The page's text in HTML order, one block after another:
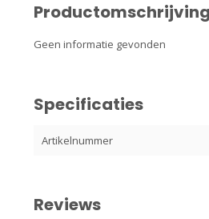
Productomschrijving
Geen informatie gevonden
Specificaties
Artikelnummer
Reviews